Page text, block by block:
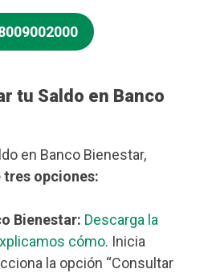
tu Saldo en Banco
en Banco Bienestar,
tres opciones:
Bienestar: Descarga la
cómo. Inicia
la opción “Consultar